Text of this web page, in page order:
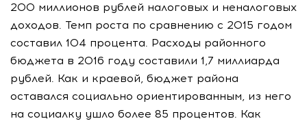
200 миллионов рублей налоговых и неналоговых
доходов. Темп роста по сравнению с 2015 годом
составил 104 процента. Расходы районного
бюджета в 2016 году составили 1,7 миллиарда
рублей. Как и краевой, бюджет района
оставался социально ориентированным, из него
на социалку ушло более 85 процентов. Как